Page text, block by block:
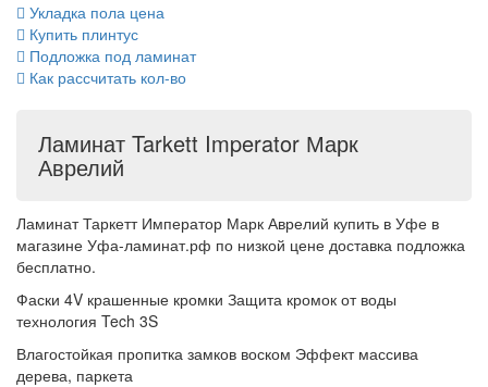
Укладка пола цена
Купить плинтус
Подложка под ламинат
Как рассчитать кол-во
Ламинат Tarkett Imperator Марк
Аврелий
Ламинат Таркетт Император Марк Аврелий купить в Уфе в
магазине Уфа-ламинат.рф по низкой цене доставка подложка
бесплатно.
Фаски 4V крашенные кромки Защита кромок от воды
технология Tech 3S
Влагостойкая пропитка замков воском Эффект массива
дерева, паркета